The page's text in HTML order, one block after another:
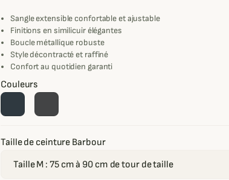
Sangle extensible confortable et ajustable
Finitions en similicuir élégantes
Boucle métallique robuste
Style décontracté et raffiné
Confort au quotidien garanti
Couleurs
Taille de ceinture Barbour